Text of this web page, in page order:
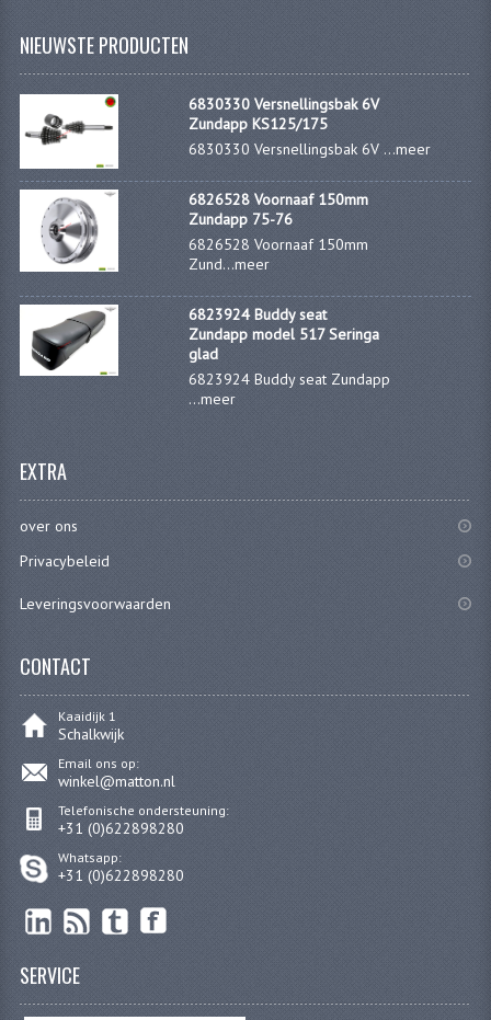
PEDALEN
SPRUITSTUKKEN EN RUBBERS
TANDWIELEN
ACHTERTANDWIELEN
VOORTANDWIELEN
UITLATEN EN BOCHTEN
UITLATEN
UITLAATBOCHTEN
REVISIE KS80/314 MOTORBLOK
REVISIE KS125/285 MOTORBLOK
NIEUWSTE PRODUCTEN
6830330 Versnellingsbak 6V
Zundapp KS125/175
6830330 Versnellingsbak 6V ...meer
6826528 Voornaaf 150mm
Zundapp 75-76
6826528 Voornaaf 150mm
Zund...meer
6823924 Buddy seat
Zundapp model 517 Seringa
glad
6823924 Buddy seat Zundapp
...meer
EXTRA
over ons
Privacybeleid
Leveringsvoorwaarden
CONTACT
Kaaidijk 1
Schalkwijk
Email ons op:
winkel@matton.nl
Telefonische ondersteuning:
+31 (0)622898280
Whatsapp:
+31 (0)622898280
SERVICE